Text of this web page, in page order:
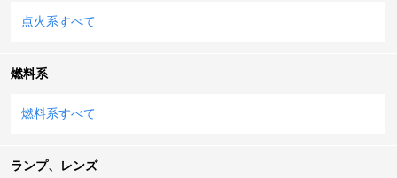
点火系すべて
燃料系
燃料系すべて
ランプ、レンズ